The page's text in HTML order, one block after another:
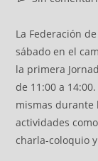
La Federación
sábado en el
la primera
de 11:00 a
mismas durante
actividades
charla-coloquio